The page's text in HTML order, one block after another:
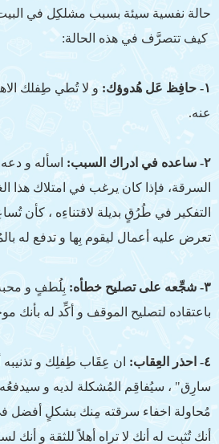
حالة نفسية سيئة بسبب مشلكِل في البيت
كيف تتصرَّف في هذه الحالة:
١- حافِظ عَل هُدوؤك:
و لا تُطي طِفلك
عنه.
٢- ساعده في ادراك السبب:
اسأله و
السرقة، فإذا كان يرغب في امتلاك
التفكير في طُرُقٍ بديلة لاقتناءِه ، كأن
تعرض عليه أعمال ليقوم بِها و تدفع له
٣- شجِّعه على تصليح خطأه:
بِلُطفٍ و
باعتقاده لتصليح الموقف و أكِّد له بأنك
٤- احذر العِقاب:
ان عِقَاب طِفلِك و
سارِق" ، سيُفاقِم المُشكلة لديه و
مُحاولة اخفاء سرقته مِنك بشكلٍ أفضل
أنك تُثبِت له أنك لا تراه أهلاً للثقة و